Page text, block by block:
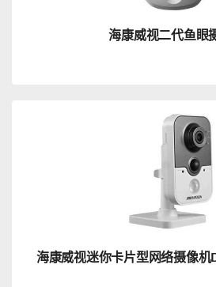
海康威视二代鱼眼
海康威视迷你卡片型网络摄像机